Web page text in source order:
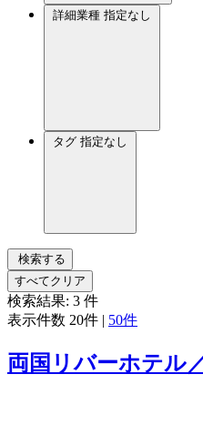
詳細業種 指定なし
タグ 指定なし
検索する
すべてクリア
検索結果: 3 件
表示件数 20件 | 50件
両国リバーホテル